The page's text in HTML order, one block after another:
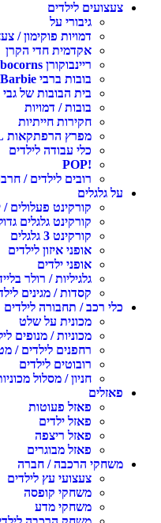
לילדים
גיבורי על
דמויות פוקימון / צעצועי POKEMON
אקדמית חדי הקרן
ריינבוקורן Rainbocorns
בובות ברבי Barbie
בית הבובות של גבי GABBY'S DOLLHOUSE
בובות / דמויות
חקירות חייתיות
מפרץ הרפתקאות PAW PATROL
כלי עבודה לילדים
רובים לילדים / חרבות
גלגלים
קורקינט פעלולים / ילדים
קורקינט גלגלים גדולים
קורקינט 3 גלגלים
אופני איזון לילדים
אופני ילדים
גלגיליות / רולר בליידס
קסדות / מגינים לילדים
רכב / תחבורה לילדים
מכונית על שלט
מכוניות / מנופים לילדים
רחפנים לילדים / מטוסים
רובוטים לילדים
חניון / מסלול מכוניות לילדים
פאזל פעוטות
פאזל ילדים
פאזל ריצפה
פאזל מבוגרים
הרכבה / חברה
צעצועי עץ לילדים
משחקי קופסה
משחקי מדע